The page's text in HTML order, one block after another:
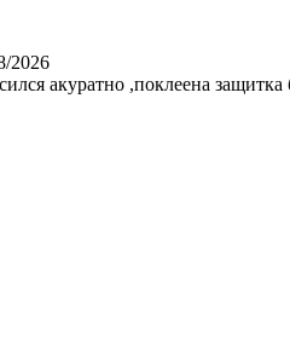
2026
акуратно ,поклеена